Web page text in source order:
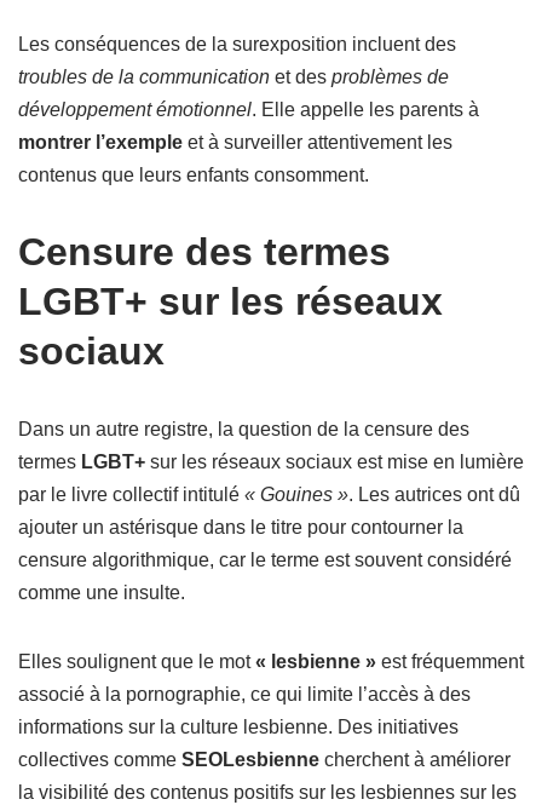
Les conséquences de la surexposition incluent des
troubles de la communication et des problèmes de
développement émotionnel. Elle appelle les parents à
montrer l’exemple et à surveiller attentivement les
contenus que leurs enfants consomment.
Censure des termes
LGBT+ sur les réseaux
sociaux
Dans un autre registre, la question de la censure des
termes LGBT+ sur les réseaux sociaux est mise en lumière
par le livre collectif intitulé « Gouines ». Les autrices ont dû
ajouter un astérisque dans le titre pour contourner la
censure algorithmique, car le terme est souvent considéré
comme une insulte.
Elles soulignent que le mot« lesbienne » est fréquemment
associé à la pornographie, ce qui limite l’accès à des
informations sur la culture lesbienne. Des initiatives
collectives comme SEOLesbienne cherchent à améliorer
la visibilité des contenus positifs sur les lesbiennes sur les